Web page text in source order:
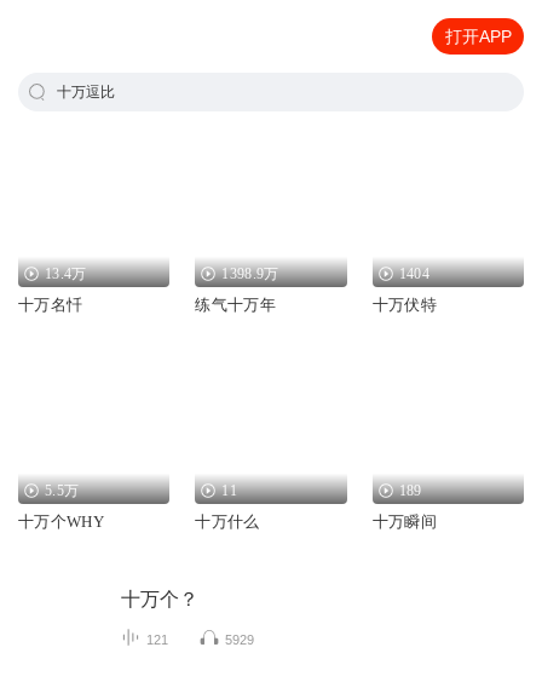
打开APP
十万逗比
13.4万
十万名忏
1398.9万
练气十万年
1404
十万伏特
5.5万
十万个WHY
11
十万什么
189
十万瞬间
十万个？
121 5929